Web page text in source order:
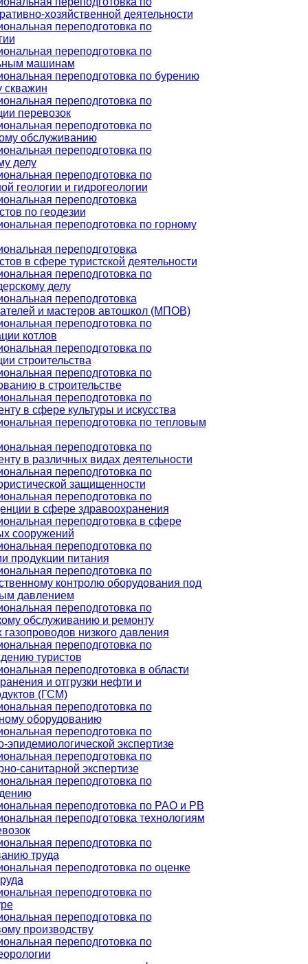
хозяйственной деятельности
переподготовка по
переподготовка по
машинам
переподготовка по бурению
скважин
переподготовка по
перевозок
переподготовка по
обслуживанию
переподготовка по
делу
переподготовка по
геологии и гидрогеологии
переподготовка
по геодезии
переподготовка по горному
переподготовка
в сфере туристской деятельности
переподготовка по
делу
переподготовка
и мастеров автошкол (МПОВ)
переподготовка по
котлов
переподготовка по
строительства
переподготовка по
в строительстве
переподготовка по
в сфере культуры и искусства
переподготовка по тепловым
переподготовка по
в различных видах деятельности
переподготовка по
защищенности
переподготовка по
в сфере здравоохранения
переподготовка в сфере
сооружений
переподготовка по
продукции питания
переподготовка по
контролю оборудования под
давлением
переподготовка по
обслуживанию и ремонту
низкого давления
переподготовка по
туристов
переподготовка в области
и отгрузки нефти и
(ГСМ)
переподготовка по
оборудованию
переподготовка по
эпидемиологической экспертизе
переподготовка по
санитарной экспертизе
переподготовка по
переподготовка по РАО и РВ
переподготовка технологиям
переподготовка по
труда
переподготовка по оценке
переподготовка по
переподготовка по
производству
переподготовка по